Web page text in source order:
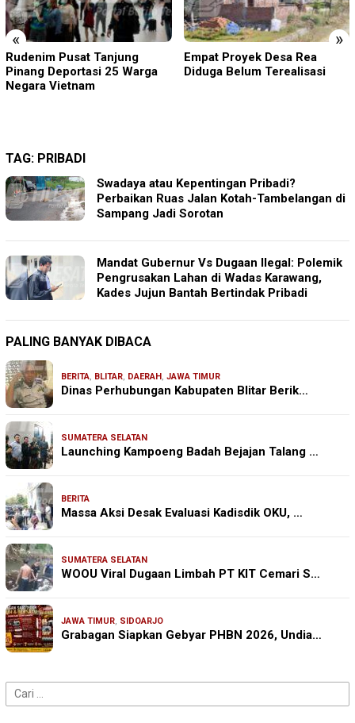
« »
Empat Proyek Desa Rea
Diduga Belum Terealisasi
Kapolsek Dentim Hadiri
Pelepasan Purna Tugas
TAG: PRIBADI
Swadaya atau Kepentingan Pribadi?
Perbaikan Ruas Jalan Kotah-Tambelangan di
Sampang Jadi Sorotan
Mandat Gubernur Vs Dugaan Ilegal: Polemik
Pengrusakan Lahan di Wadas Karawang,
Kades Jujun Bantah Bertindak Pribadi
PALING BANYAK DIBACA
BERITA, BLITAR, DAERAH , JAWA TIMUR
Dinas Perhubungan Kabupaten Blitar Berik…
SUMATERA SELATAN
Launching Kampoeng Badah Bejajan Talang …
BERITA
Massa Aksi Desak Evaluasi Kadisdik OKU, …
SUMATERA SELATAN
WOOU Viral Dugaan Limbah PT KIT Cemari S…
JAWA TIMUR, SIDOARJO
Grabagan Siapkan Gebyar PHBN 2026, Undia…
Cari
untuk: